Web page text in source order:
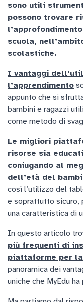
sono utili
possono trovare
scuola,
scolastiche.
I vantaggi
l’apprendimento
appunto che si
bambini e ragazzi
come metodo di
Le migliori
risorse sia
coniugando al
dell’età del
così l’utilizzo del
e soprattutto sicuro,
una caratteristica di
In questo articolo
più frequenti di
piattaforme per
panoramica dei
uniche che MyEdu